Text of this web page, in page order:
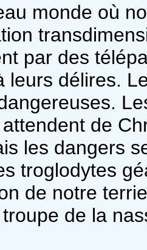
monde où
par des
leurs délires.
de
les dangers
troglodytes
de notre
de la